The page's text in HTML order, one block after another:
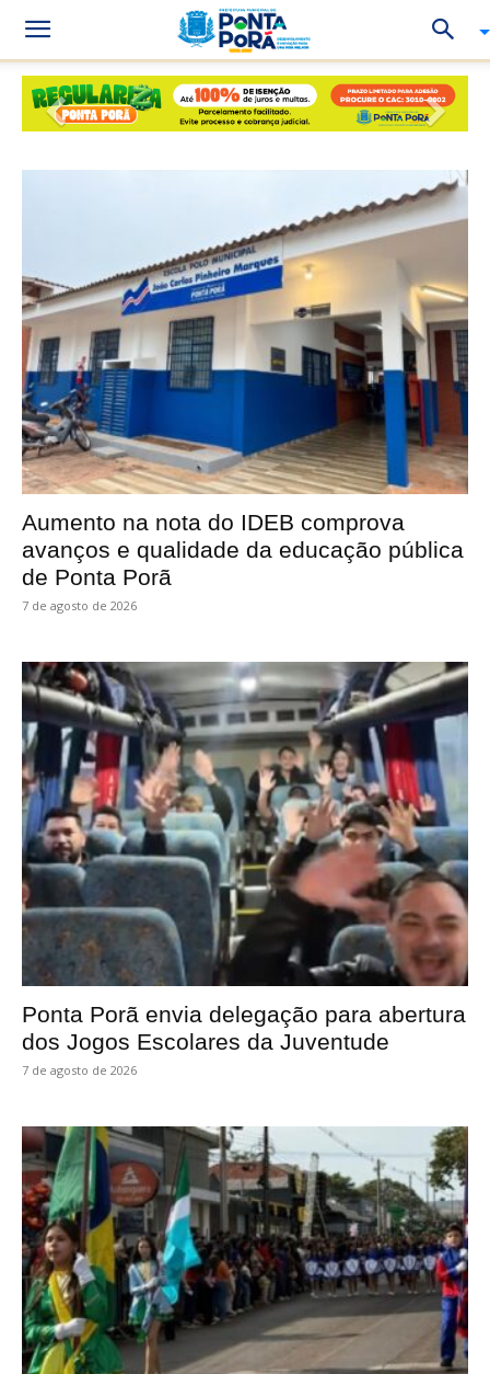
Aumento na nota do IDEB comprova
avanços e qualidade da educação pública
de Ponta Porã
7 de agosto de 2026
Ponta Porã envia delegação para abertura
dos Jogos Escolares da Juventude
7 de agosto de 2026